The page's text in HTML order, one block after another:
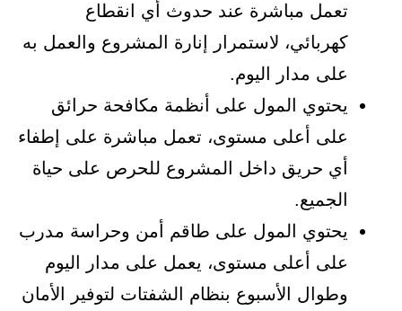
تعمل مباشرة عند حدوث أي انقطاع
كهربائي، لاستمرار إنارة المشروع والعمل به
على مدار اليوم.
يحتوي المول على أنظمة مكافحة حرائق
على أعلى مستوى، تعمل مباشرة على إطفاء
أي حريق داخل المشروع للحرص على حياة
الجميع.
يحتوي المول على طاقم أمن وحراسة مدرب
على أعلى مستوى، يعمل على مدار اليوم
وطوال الأسبوع بنظام الشفتات لتوفير الأمان